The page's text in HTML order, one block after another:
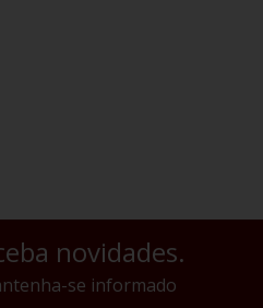
novidades.
se informado